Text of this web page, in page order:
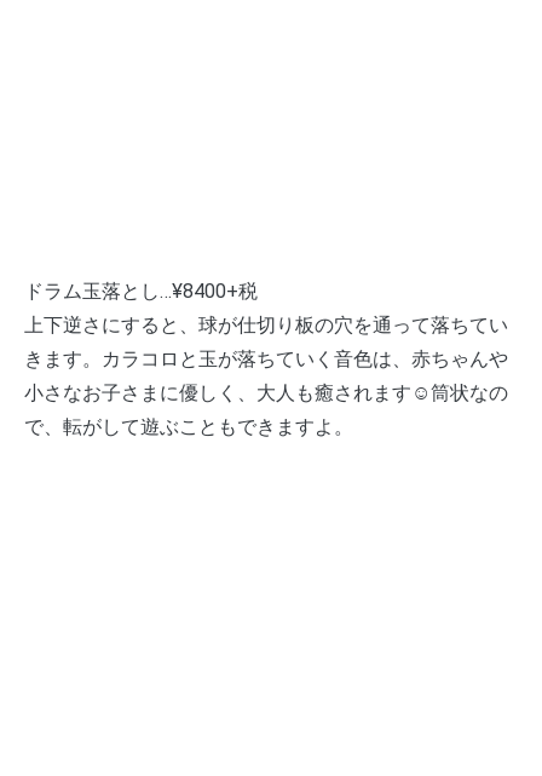
ドラム玉落とし…¥8400+税
上下逆さにすると、球が仕切り板の穴を通って落ちてい
きます。カラコロと玉が落ちていく音色は、赤ちゃんや
小さなお子さまに優しく、大人も癒されます☺️筒状なの
で、転がして遊ぶこともできますよ。